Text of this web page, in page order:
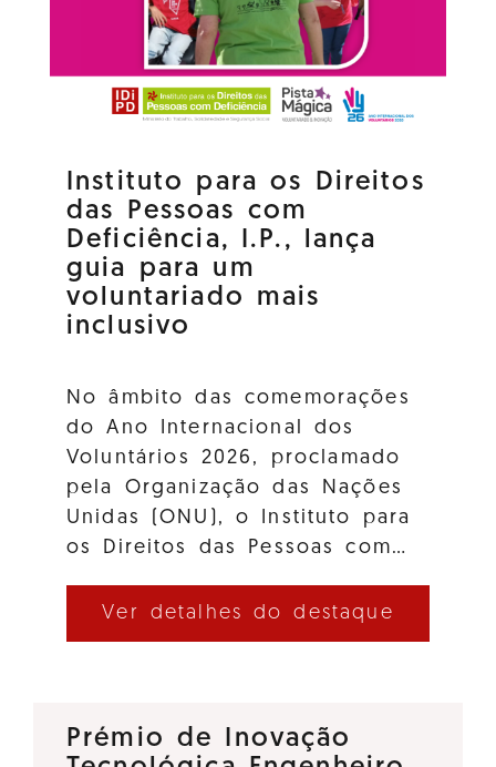
Instituto para os Direitos
das Pessoas com
Deficiência, I.P., lança
guia para um
voluntariado mais
inclusivo
No âmbito das comemorações
do Ano Internacional dos
Voluntários 2026, proclamado
pela Organização das Nações
Unidas (ONU), o Instituto para
os Direitos das Pessoas com…
Ver detalhes do destaque
Prémio de Inovação